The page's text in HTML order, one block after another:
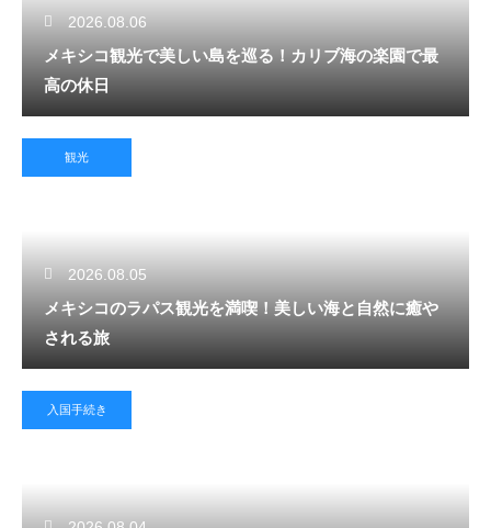
2026.08.06
メキシコ観光で美しい島を巡る！カリブ海の楽園で最
高の休日
観光
2026.08.05
メキシコのラパス観光を満喫！美しい海と自然に癒や
される旅
入国手続き